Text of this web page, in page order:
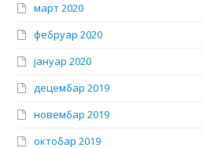
март 2020
фебруар 2020
јануар 2020
децембар 2019
новембар 2019
октобар 2019